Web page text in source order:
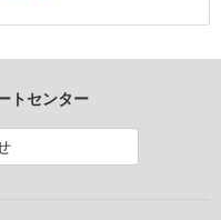
トセンター